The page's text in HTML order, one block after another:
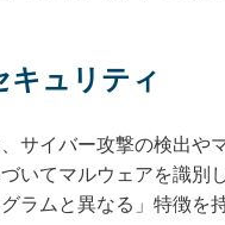
キュリティ
サイバー攻撃の検出
いてマルウェアを識別
ラムと異なる」特徴を